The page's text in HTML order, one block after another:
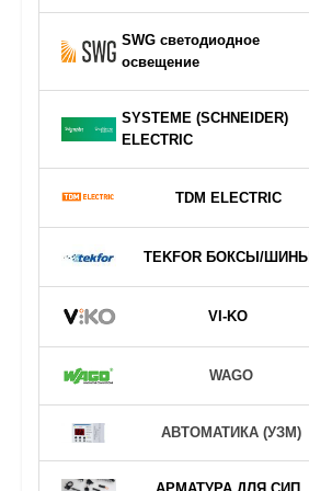
SWG светодиодное
освещение
SYSTEME (SCHNEIDER)
ELECTRIC
TDM ELECTRIC
TEKFOR БОКСЫ/ШИНЫ
VI-KO
WAGO
АВТОМАТИКА (УЗМ)